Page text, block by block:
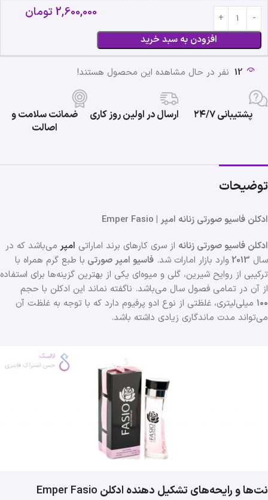
افزودن به سبد خرید
2,600,000 تومان
12 نفر در حال مشاهده این محصول هستند!
پشتیبانی ۲۴/۷ ارسال در اولین روز کاری
ضمانت سلامت و
اصالت
توضیحات
ادکلن فاسیو صورتی زنانه امپر | Emper Fasio
ادکلن فاسیو صورتی زنانه از سری کارهای برند اماراتی امپر می‌باشد که در
سال 2013 وارد بازار امارات شد. فاسیو امپر صورتی با طبع گرم همراه با
ترکیبی از روایح شیرین، گلی و میوه‌ای یکی از بهترین گزینه‌ها برای استفاده
از آن در تمامی فصول سال می‌باشد. ناگفته نماند این ادکلن با حجم
۱۰۰ میلی‌لیتری، غلظتی از نوع ادو پرفیوم دارد که با توجه به غلظت آن
می‌تواند مدت ماندگاری زیادی داشته باشد.
نت‌ها و رایحه‌های تشکیل دهنده ادکلن Emper Fasio